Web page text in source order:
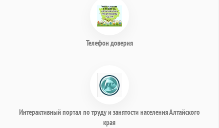
Телефон доверия
Интерактивный портал по труду и занятости населения Алтайского
края